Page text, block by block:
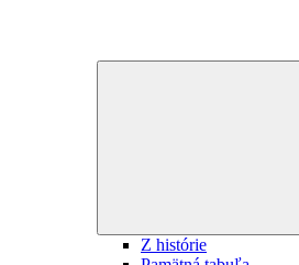
Z histórie